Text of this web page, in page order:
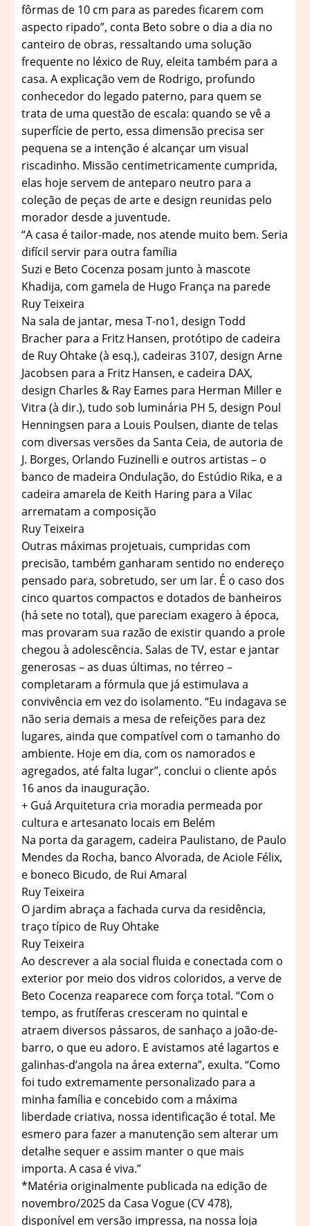
fôrmas de 10 cm para as paredes ficarem com
aspecto ripado”, conta Beto sobre o dia a dia no
canteiro de obras, ressaltando uma solução
frequente no léxico de Ruy, eleita também para a
casa. A explicação vem de Rodrigo, profundo
conhecedor do legado paterno, para quem se
trata de uma questão de escala: quando se vê a
superfície de perto, essa dimensão precisa ser
pequena se a intenção é alcançar um visual
riscadinho. Missão centimetricamente cumprida,
elas hoje servem de anteparo neutro para a
coleção de peças de arte e design reunidas pelo
morador desde a juventude.
“A casa é tailor-made, nos atende muito bem. Seria
difícil servir para outra família
Suzi e Beto Cocenza posam junto à mascote
Khadija, com gamela de Hugo França na parede
Ruy Teixeira
Na sala de jantar, mesa T-no1, design Todd
Bracher para a Fritz Hansen, protótipo de cadeira
de Ruy Ohtake (à esq.), cadeiras 3107, design Arne
Jacobsen para a Fritz Hansen, e cadeira DAX,
design Charles & Ray Eames para Herman Miller e
Vitra (à dir.), tudo sob luminária PH 5, design Poul
Henningsen para a Louis Poulsen, diante de telas
com diversas versões da Santa Ceia, de autoria de
J. Borges, Orlando Fuzinelli e outros artistas – o
banco de madeira Ondulação, do Estúdio Rika, e a
cadeira amarela de Keith Haring para a Vilac
arrematam a composição
Ruy Teixeira
Outras máximas projetuais, cumpridas com
precisão, também ganharam sentido no endereço
pensado para, sobretudo, ser um lar. É o caso dos
cinco quartos compactos e dotados de banheiros
(há sete no total), que pareciam exagero à época,
mas provaram sua razão de existir quando a prole
chegou à adolescência. Salas de TV, estar e jantar
generosas – as duas últimas, no térreo –
completaram a fórmula que já estimulava a
convivência em vez do isolamento. “Eu indagava se
não seria demais a mesa de refeições para dez
lugares, ainda que compatível com o tamanho do
ambiente. Hoje em dia, com os namorados e
agregados, até falta lugar”, conclui o cliente após
16 anos da inauguração.
+ Guá Arquitetura cria moradia permeada por
cultura e artesanato locais em Belém
Na porta da garagem, cadeira Paulistano, de Paulo
Mendes da Rocha, banco Alvorada, de Aciole Félix,
e boneco Bicudo, de Rui Amaral
Ruy Teixeira
O jardim abraça a fachada curva da residência,
traço típico de Ruy Ohtake
Ruy Teixeira
Ao descrever a ala social fluida e conectada com o
exterior por meio dos vidros coloridos, a verve de
Beto Cocenza reaparece com força total. “Com o
tempo, as frutíferas cresceram no quintal e
atraem diversos pássaros, de sanhaço a joão-de-
barro, o que eu adoro. E avistamos até lagartos e
galinhas-d’angola na área externa”, exulta. “Como
foi tudo extremamente personalizado para a
minha família e concebido com a máxima
liberdade criativa, nossa identificação é total. Me
esmero para fazer a manutenção sem alterar um
detalhe sequer e assim manter o que mais
importa. A casa é viva.”
*Matéria originalmente publicada na edição de
novembro/2025 da Casa Vogue (CV 478),
disponível em versão impressa, na nossa loja